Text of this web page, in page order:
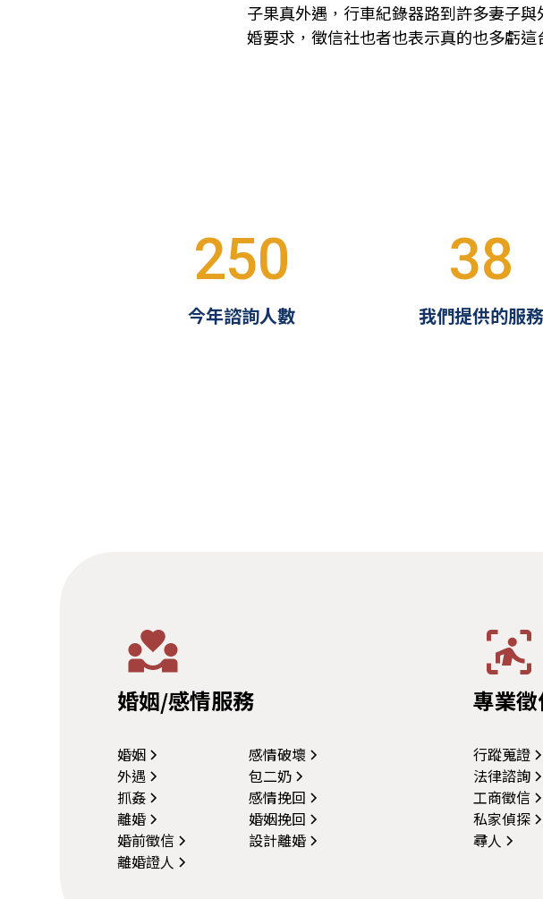
子果真外遇，行車紀錄器路到許多妻子
婚要求，徵信社也者也表示真的也多虧
250
今年諮詢人數
38
我們提供的服務
婚姻/感情服務
婚姻
感情破壞
外遇
包二奶
抓姦
感情挽回
離婚
婚姻挽回
婚前徵信
設計離婚
離婚證人
專業
行蹤蒐證
法律諮詢
工商徵信
私家偵探
尋人